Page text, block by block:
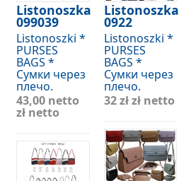
Listonoszka
099039
Listonoszki *
PURSES
BAGS *
Сумки через
плечо.
43,00 netto
zł netto
Listonoszka
0922
Listonoszki *
PURSES
BAGS *
Сумки через
плечо.
32 złzł netto